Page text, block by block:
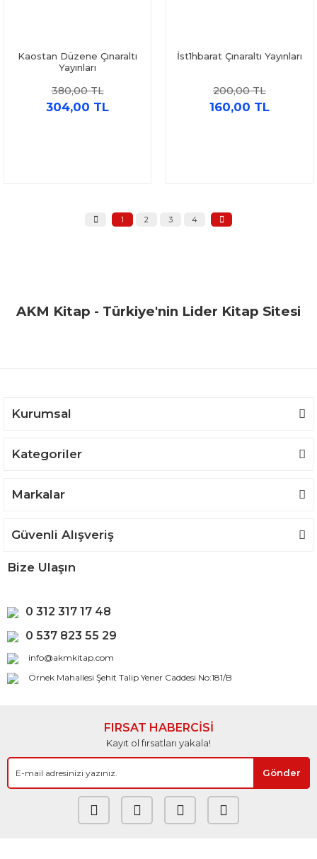
Kaostan Düzene Çınaraltı
Yayınları
380,00 TL
304,00 TL
İst1hbarat Çınaraltı Yayınları
200,00 TL
160,00 TL
1 2 3 4
AKM Kitap - Türkiye'nin Lider Kitap Sitesi
Kurumsal
Kategoriler
Markalar
Güvenli Alışveriş
Bize Ulaşın
0 312 317 17 48
0 537 823 55 29
info@akmkitap.com
Örnek Mahallesi Şehit Talip Yener Caddesi No:181/B
FIRSAT HABERCİSİ
Kayıt ol fırsatları yakala!
Gönder